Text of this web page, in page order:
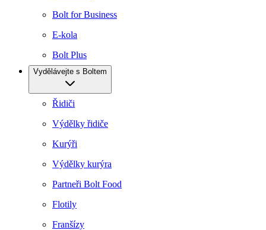
Bolt for Business
E-kola
Bolt Plus
Vydělávejte s Boltem
Řidiči
Výdělky řidiče
Kurýři
Výdělky kurýra
Partneři Bolt Food
Flotily
Franšízy